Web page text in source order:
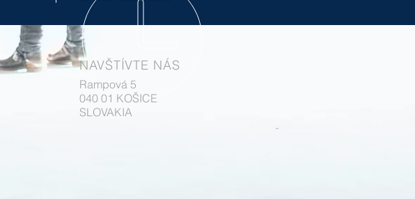
NAVŠTÍVTE NÁS
Rampová 5
040 01 KOŠICE
SLOVAKIA